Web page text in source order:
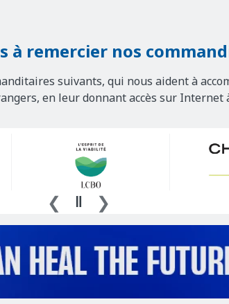
à remercier nos
suivants, qui nous aident à
en leur donnant accès sur Internet